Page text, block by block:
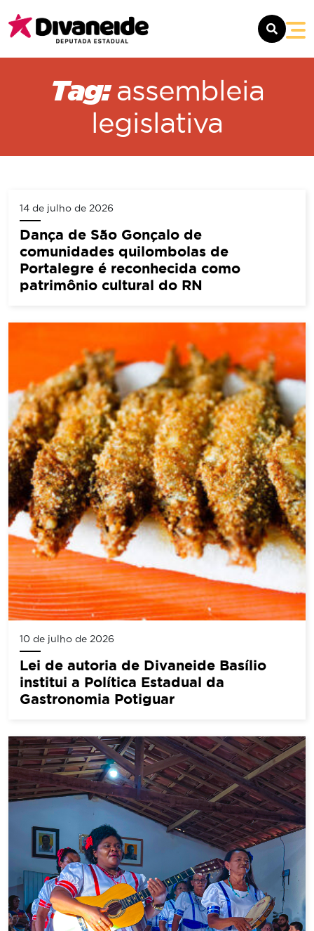
MANDATO
NOTÍCIAS
CONTATO
Tag:assembleia
legislativa
14 de julho de 2026
Dança de São Gonçalo de
comunidades quilombolas de
Portalegre é reconhecida como
patrimônio cultural do RN
10 de julho de 2026
Lei de autoria de Divaneide Basílio
institui a Política Estadual da
Gastronomia Potiguar